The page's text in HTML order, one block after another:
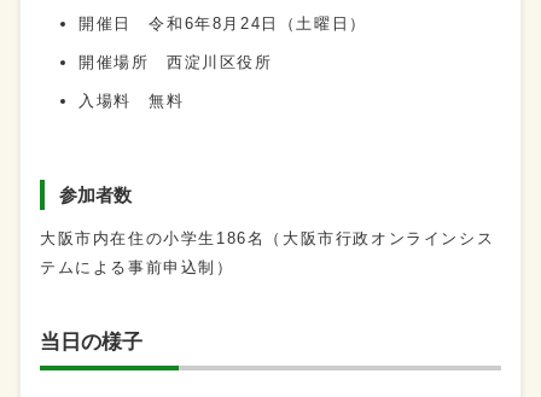
開催日 令和6年8月24日（土曜日）
開催場所 西淀川区役所
入場料 無料
参加者数
大阪市内在住の小学生186名（大阪市行政オンラインシス
テムによる事前申込制）
当日の様子